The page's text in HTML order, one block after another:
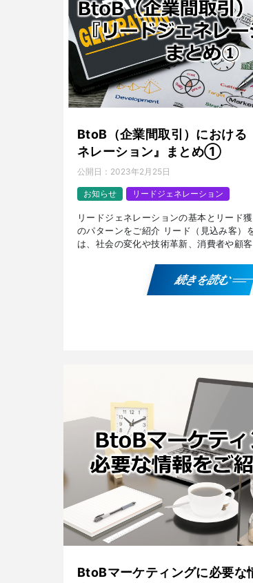
BtoB（企業間取引）における
ネレーション』まとめ①
公開日： 2023年2月25日
お知らせ リードジェネレーション
リードジェネレーションの基本とリード
のパターンをご紹介 リード（見込み客）
は、社会の変化や技術革新、消費者や顧
続きを読む
BtoBマーケティングに必要な